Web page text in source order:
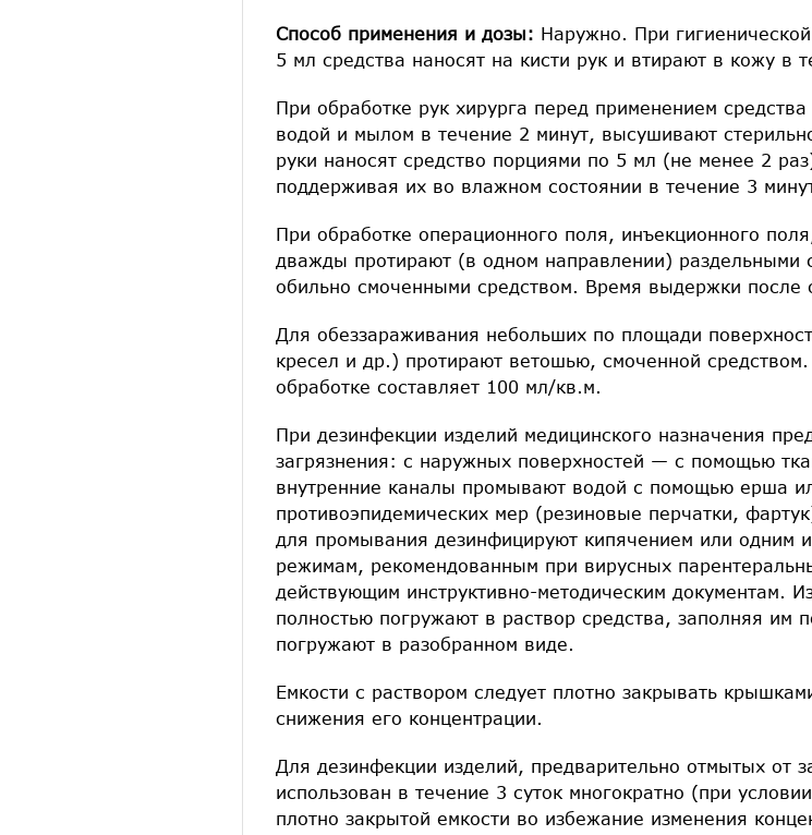
Способ применения и дозы: Наружно. При
5 мл средства наносят на кисти рук и втирают в кожу в
При обработке рук хирурга перед применением
водой и мылом в течение 2 минут, высушивают
руки наносят средство порциями по 5 мл (не менее 2
поддерживая их во влажном состоянии в течение 3
При обработке операционного поля, инъекционного
дважды протирают (в одном направлении) раздельными
обильно смоченными средством. Время выдержки после
Для обеззараживания небольших по площади
кресел и др.) протирают ветошью, смоченной
обработке составляет 100 мл/кв.м.
При дезинфекции изделий медицинского назначения
загрязнения: с наружных поверхностей — с помощью
внутренние каналы промывают водой с помощью ерша
противоэпидемических мер (резиновые перчатки,
для промывания дезинфицируют кипячением или одним
режимам, рекомендованным при вирусных
действующим инструктивно-методическим документам.
полностью погружают в раствор средства, заполняя им
погружают в разобранном виде.
Емкости с раствором следует плотно закрывать
снижения его концентрации.
Для дезинфекции изделий, предварительно отмытых от
использован в течение 3 суток многократно (при
плотно закрытой емкости во избежание изменения